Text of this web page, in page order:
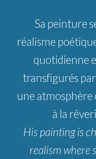
Sa peinture
réalisme
quotidienne
transfigurés
une
à la
His painting is
realism where